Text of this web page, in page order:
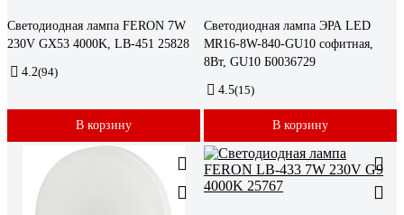
Светодиодная лампа FERON 7W
230V GX53 4000K, LB-451 25828
4.2(94)
В корзину
Светодиодная лампа ЭРА LED
MR16-8W-840-GU10 софитная,
8Вт, GU10 Б0036729
4.5(15)
В корзину